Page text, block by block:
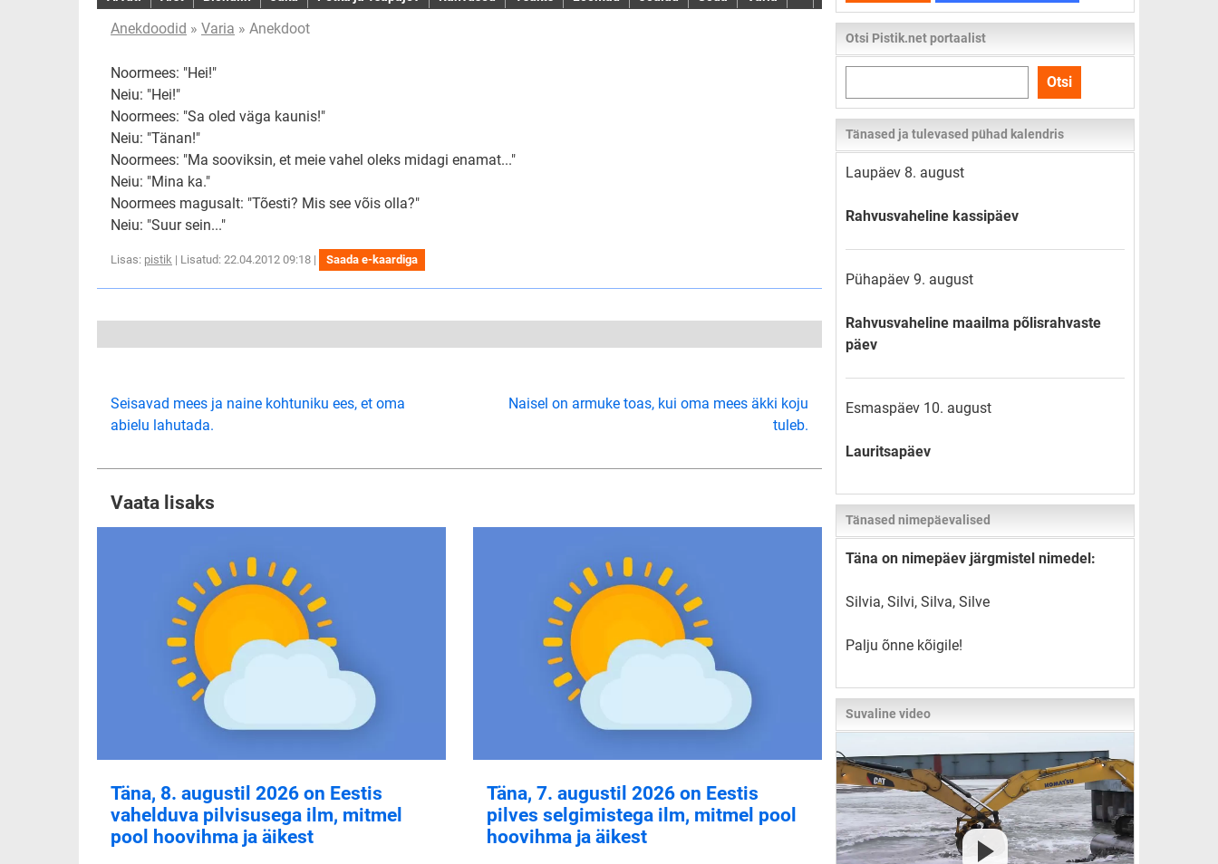
Anekdoodid » Varia » Anekdoot
Noormees: "Hei!"
Neiu: "Hei!"
Noormees: "Sa oled väga kaunis!"
Neiu: "Tänan!"
Noormees: "Ma sooviksin, et meie vahel oleks midagi enamat..."
Neiu: "Mina ka."
Noormees magusalt: "Tõesti? Mis see võis olla?"
Neiu: "Suur sein..."
Lisas: pistik | Lisatud: 22.04.2012 09:18 | Saada e-kaardiga
Seisavad mees ja naine kohtuniku ees, et oma
abielu lahutada.
Naisel on armuke toas, kui oma mees äkki koju
tuleb.
Vaata lisaks
Täna, 8. augustil 2026 on Eestis
vahelduva pilvisusega ilm, mitmel
pool hoovihma ja äikest
Täna, 7. augustil 2026 on Eestis
pilves selgimistega ilm, mitmel pool
hoovihma ja äikest
Otsi Pistik.net portaalist
kogu
lehelt
Otsi
Tänased ja tulevased pühad kalendris
Laupäev 8. august
Rahvusvaheline kassipäev
Pühapäev 9. august
Rahvusvaheline maailma põlisrahvaste
päev
Esmaspäev 10. august
Lauritsapäev
Tänased nimepäevalised
Täna on nimepäev järgmistel nimedel:
Silvia, Silvi, Silva, Silve
Palju õnne kõigile!
Suvaline video